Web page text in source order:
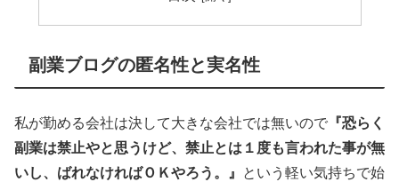
副業ブログの匿名性と実名性
私が勤める会社は決して大きな会社では無いので 『恐らく
副業は禁止やと思うけど、禁止とは１度も言われた事が無
いし、ばれなければＯＫやろう。』
という軽い気持ちで始